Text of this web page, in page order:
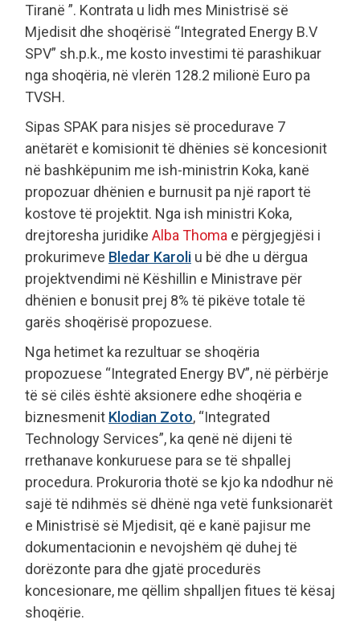
Tiranë ”. Kontrata u lidh mes Ministrisë së
Mjedisit dhe shoqërisë “Integrated Energy B.V
SPV” sh.p.k., me kosto investimi të parashikuar
nga shoqëria, në vlerën 128.2 milionë Euro pa
TVSH.
Sipas SPAK para nisjes së procedurave 7
anëtarët e komisionit të dhënies së koncesionit
në bashkëpunim me ish-ministrin Koka, kanë
propozuar dhënien e burnusit pa një raport të
kostove të projektit. Nga ish ministri Koka,
drejtoresha juridike Alba Thoma e përgjegjësi i
prokurimeve Bledar Karoli u bë dhe u dërgua
projektvendimi në Këshillin e Ministrave për
dhënien e bonusit prej 8% të pikëve totale të
garës shoqërisë propozuese.
Nga hetimet ka rezultuar se shoqëria
propozuese “Integrated Energy BV”, në përbërje
të së cilës është aksionere edhe shoqëria e
biznesmenit Klodian Zoto, “Integrated
Technology Services”, ka qenë në dijeni të
rrethanave konkuruese para se të shpallej
procedura. Prokuroria thotë se kjo ka ndodhur në
sajë të ndihmës së dhënë nga vetë funksionarët
e Ministrisë së Mjedisit, që e kanë pajisur me
dokumentacionin e nevojshëm që duhej të
dorëzonte para dhe gjatë procedurës
koncesionare, me qëllim shpalljen fitues të kësaj
shoqërie.